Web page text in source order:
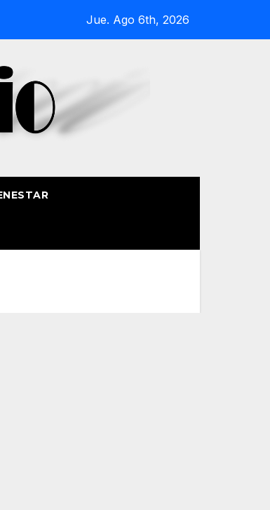
La Casa de Misericordia celebra la festividad
Jue. Ago 6th, 2026